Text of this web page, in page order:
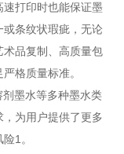
打印时也能保证墨
条纹状瑕疵，无论
品复制、高质量包
格质量标准。
剂墨水等多种墨水类
为用户提供了更多
险1 。